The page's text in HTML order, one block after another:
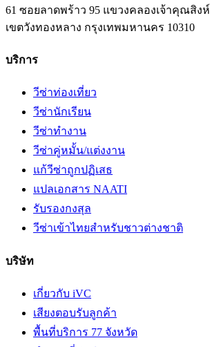
61 ซอยลาดพร้าว 95 แขวงคลองเจ้าคุณสิงห์
เขตวังทองหลาง กรุงเทพมหานคร 10310
บริการ
วีซ่าท่องเที่ยว
วีซ่านักเรียน
วีซ่าทำงาน
วีซ่าคู่หมั้น/แต่งงาน
แก้วีซ่าถูกปฏิเสธ
แปลเอกสาร NAATI
รับรองกงสุล
วีซ่าเข้าไทยสำหรับชาวต่างชาติ
บริษัท
เกี่ยวกับ iVC
เสียงตอบรับลูกค้า
พื้นที่บริการ 77 จังหวัด